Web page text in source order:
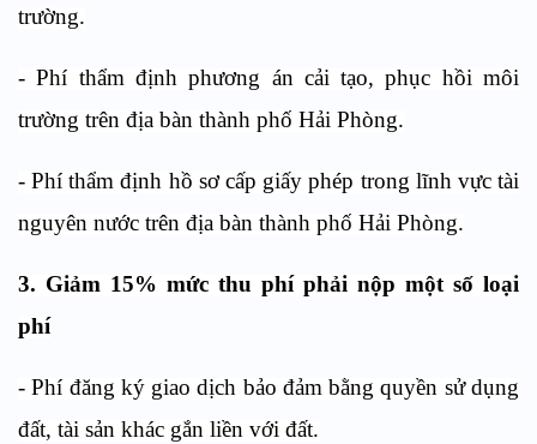
trường.
- Phí thẩm định phương án cải tạo, phục hồi môi
trường trên địa bàn thành phố Hải Phòng.
- Phí thẩm định hồ sơ cấp giấy phép trong lĩnh vực tài
nguyên nước trên địa bàn thành phố Hải Phòng.
3. Giảm 15% mức thu phí phải nộp một số loại
phí
- Phí đăng ký giao dịch bảo đảm bằng quyền sử dụng
đất, tài sản khác gắn liền với đất.